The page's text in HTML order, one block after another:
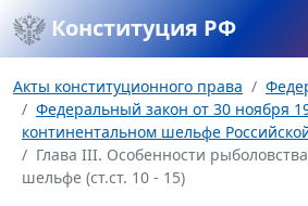
Конституция РФ
Акты конституционного права
Федеральный закон от 30 ноября
континентальном шельфе
Глава III. Особенности
шельфе (ст.ст. 10 - 15)